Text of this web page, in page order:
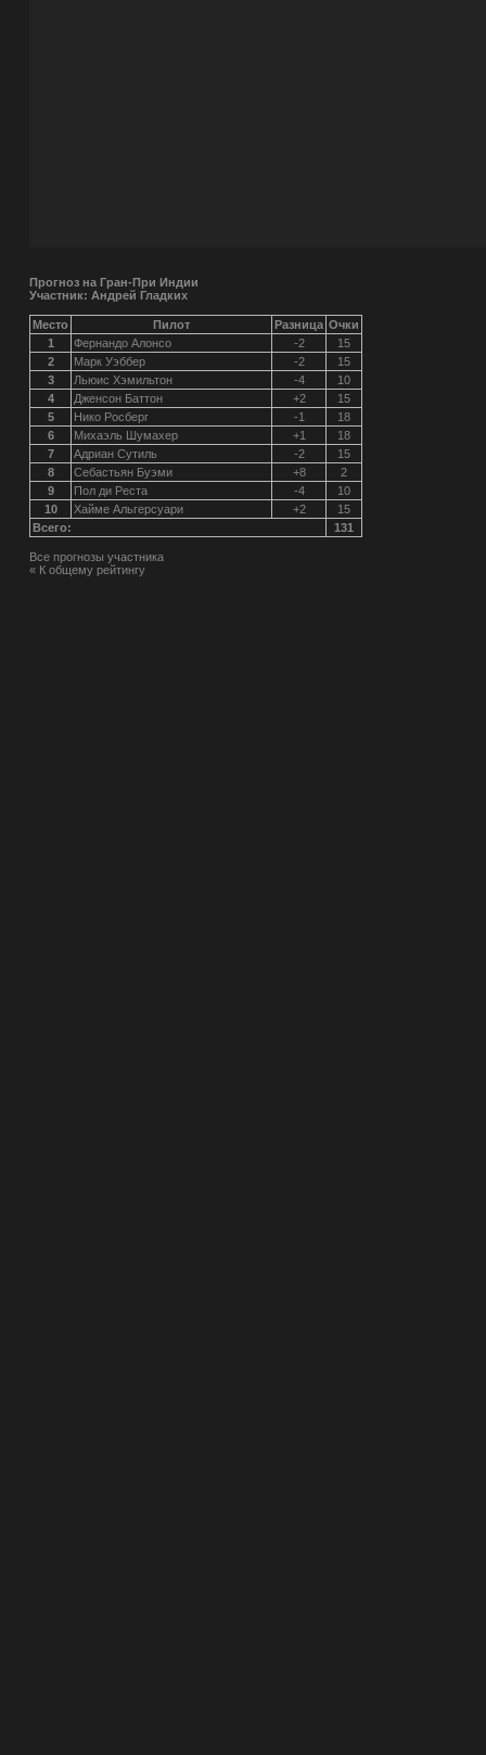
Прогноз на Гран-При Индии
Участник: Андрей Гладких
Место Пилот Разница Очки
1
Фернандо Алонсо -2
15
2
Марк Уэббер -2
15
3
Льюис Хэмильтон -4
10
4
Дженсон Баттон +2
15
5
Нико Росберг -1
18
6
Михаэль Шумахер +1
18
7
Адриан Сутиль -2
15
8
Себастьян Буэми +8
2
9
Пол ди Реста -4
10
10
Хайме Альгерсуари +2
15
Всего:
131
Все прогнозы участника
« К общему рейтингу